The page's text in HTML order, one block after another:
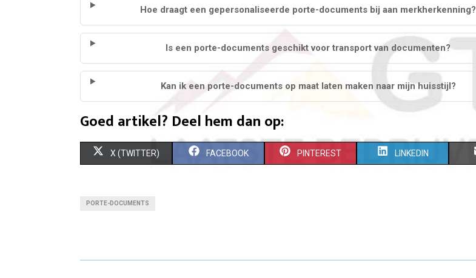
Hoe draagt een gepersonaliseerde porte-documents bij aan merkherkenning?
Is een porte-documents geschikt voor transport van documenten?
Kan ik een porte-documents op maat laten maken naar mijn huisstijl?
Goed artikel? Deel hem dan op:
S
O
X (TWITTER) S
O
FACEBOOK S
O
PINTEREST S
O
LINKEDIN
PORTE-DOCUMENTS